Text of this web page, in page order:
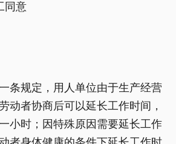
同意
条规定，用人单位由于生产经营
动者协商后可以延长工作时间，
小时；因特殊原因需要延长工作